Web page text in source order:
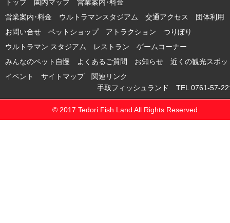
トップ 園内マップ
営業案内･料金
営業案内･料金 ウルトラマンスタジアム
交通アクセス
団体利用
お問い合せ
ペットショップ アトラクション
つりぼり
ウルトラマン スタジアム
レストラン
ゲームコーナー
みんなのペット自慢
よくあるご質問 お知らせ
近くの観光スポッ
イベント
サイトマップ
関連リンク
手取フィッシュランド TEL 0761-57-
© 2017 Tedori Fish Land All Rights Reserved.